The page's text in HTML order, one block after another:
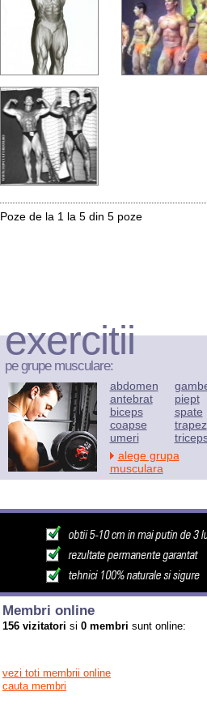
Poze de la 1 la 5 din 5 poze
exercitii
pe grupe musculare:
abdomen
antebrat
biceps
coapse
umeri
piept
spate
trapez
alege grupa
musculara
Membri online
156 vizitatori si 0 membri sunt online:
vezi toti membrii online
cauta membri